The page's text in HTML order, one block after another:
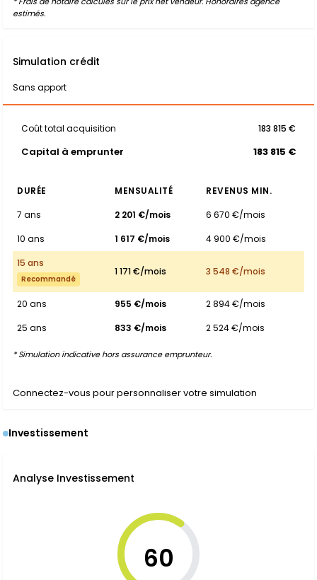
estimés.
Simulation crédit
Sans apport
Coût total acquisition 183 815 €
Capital à emprunter 183 815 €
DURÉE MENSUALITÉ
REVENUS MIN.
7 ans
2 201 €/mois
6 670 €/mois
10 ans
1 617 €/mois
4 900 €/mois
15 ans
Recommandé
1 171 €/mois 3 548 €/mois
20 ans 955 €/mois
2 894 €/mois
25 ans
833 €/mois 2 524 €/mois
* Simulation indicative hors assurance emprunteur.
Connectez-vous pour personnaliser votre simulation
Investissement
Analyse Investissement
60